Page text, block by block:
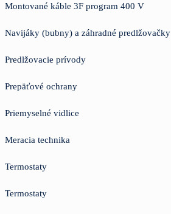
Montované káble 3F program 400 V
Navijáky (bubny) a záhradné predlžovačky
Predlžovacie prívody
Prepäťové ochrany
Priemyselné vidlice
Meracia technika
Termostaty
Termostaty